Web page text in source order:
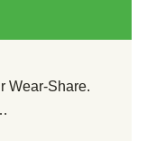
Wear-Share.